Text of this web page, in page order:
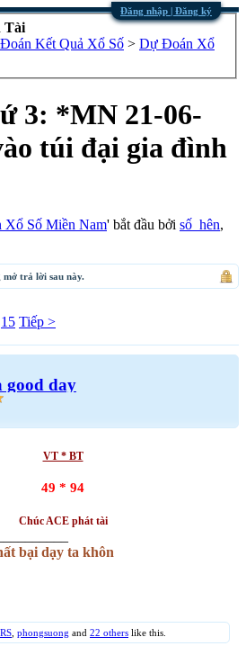
Đăng nhập | Đăng ký
Tài
Kết Quả Xổ Số > Dự Đoán Xổ
3: *MN 21-06-
túi đại gia đình
Số Miền Nam' bắt đầu bởi số_hên,
mở trả lời sau này.
15 Tiếp >
good day
VT * BT
49 * 94
Chúc ACE phát tài
bại dạy ta khôn
phongsuong and 22 others like this.